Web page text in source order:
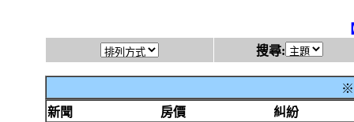
搜尋:
※
新聞
房價 糾紛